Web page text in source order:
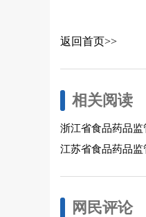
返回首页>>
相关阅读
浙江省食品药品
江苏省食品药品
网民评论